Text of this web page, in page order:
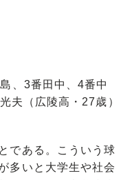
、3番田中、4番中
夫（広陵高・27歳）
である。こういう球
多いと大学生や社会